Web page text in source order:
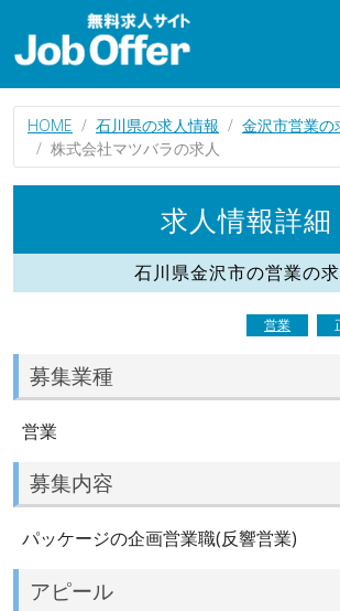
HOME 石川県の求人情報
金沢市営業の
株式会社マツバラの求人
求人情報詳細
石川県金沢市の営業の
営業
募集業種
営業
募集内容
パッケージの企画営業職(反響営業)
アピール